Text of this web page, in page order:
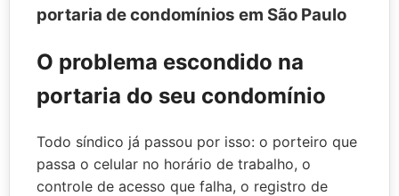
portaria de condomínios em São Paulo
O problema escondido na
portaria do seu condomínio
Todo síndico já passou por isso: o porteiro que
passa o celular no horário de trabalho, o
controle de acesso que falha, o registro de